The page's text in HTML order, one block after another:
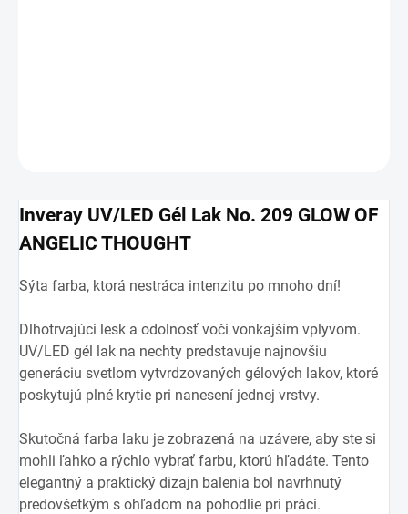
Inveray UV/LED Gél Lak No. 209 GLOW OF
ANGELIC THOUGHT
Sýta farba, ktorá nestráca intenzitu po mnoho dní!
Dlhotrvajúci lesk a odolnosť voči vonkajším vplyvom.
UV/LED gél lak na nechty predstavuje najnovšiu
generáciu svetlom vytvrdzovaných gélových lakov, ktoré
poskytujú plné krytie pri nanesení jednej vrstvy.
Skutočná farba laku je zobrazená na uzávere, aby ste si
mohli ľahko a rýchlo vybrať farbu, ktorú hľadáte. Tento
elegantný a praktický dizajn balenia bol navrhnutý
predovšetkým s ohľadom na pohodlie pri práci.